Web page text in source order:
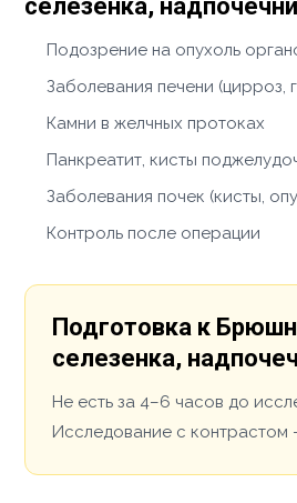
селезенка,
Подозрение на опухоль
Заболевания печени (цирроз,
Камни в желчных протоках
Панкреатит, кисты
Заболевания почек (кисты,
Контроль после операции
Подготовка к
селезенка,
Не есть за 4–6 часов до
Исследование с контрастом